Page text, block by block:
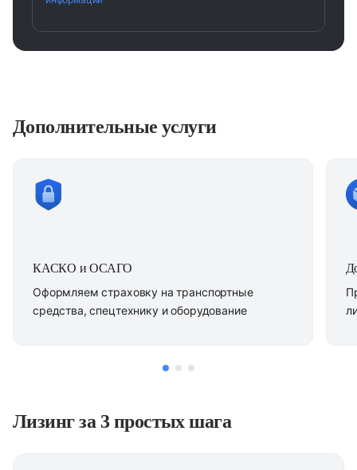
Дополнительные услуги
КАСКО и ОСАГО
Оформляем страховку на транспортные
средства, спецтехнику и оборудование
Лизинг за 3 простых шага